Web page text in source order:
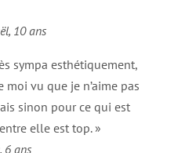
10 ans
sympa esthétiquement,
moi vu que je n’aime pas
sinon pour ce qui est
elle est top. »
6 ans